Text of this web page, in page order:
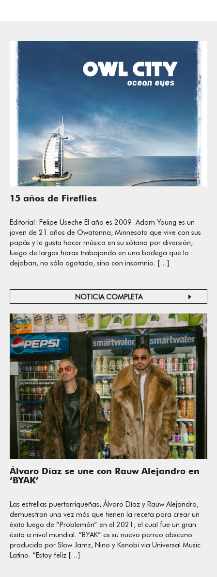
15 años de Fireflies
Editorial: Felipe Useche El año es 2009. Adam Young es un
joven de 21 años de Owatonna, Minnesota que vive con sus
papás y le gusta hacer música en su sótano por diversión,
luego de largas horas trabajando en una bodega que lo
dejaban, no sólo agotado, sino con insomnio. […]
NOTICIA COMPLETA
Álvaro Díaz se une con Rauw Alejandro en
‘BYAK’
Las estrellas puertorriqueñas, Álvaro Díaz y Rauw Alejandro,
demuestran una vez más que tienen la receta para crear un
éxito luego de “Problemón” en el 2021, el cual fue un gran
éxito a nivel mundial. “BYAK” es su nuevo perreo obsceno
producido por Slow Jamz, Nino y Kenobi via Universal Music
Latino. “Estoy feliz […]